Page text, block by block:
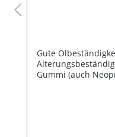
Gute
Gummi (auch